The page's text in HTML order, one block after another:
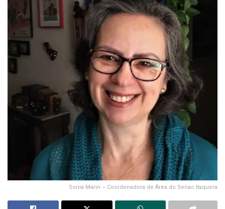
Sonia Marin – Coordenadora de Área do Senac Itaquera